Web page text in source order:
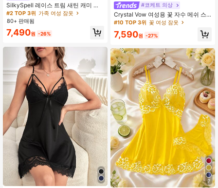
SilkySpell 레이스 트림 새틴 캐미 탑
& 반바지 PJ 세트 / 파자마 세트
#2 TOP 3위 가족 여성 잠옷
80+ 판매됨
7,490원 -26%
#코케트 의상
Crystal Vow 여성용 꽃 자수 메쉬 스
플라이스 캐미 잠옷 드레스
#10 TOP 3위 꽃 여성 잠옷
7,590원 -27%
7